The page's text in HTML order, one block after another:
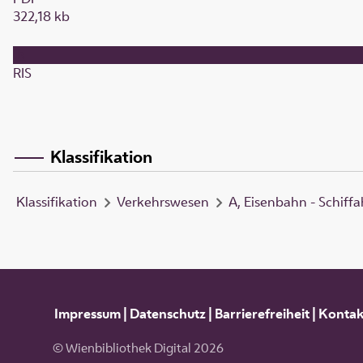
322,18 kb
RIS
Klassifikation
Klassifikation Verkehrswesen A, Eisenbahn -
Impressum| Datenschutz| Barrierefreiheit|
© Wienbibliothek Digital 2026